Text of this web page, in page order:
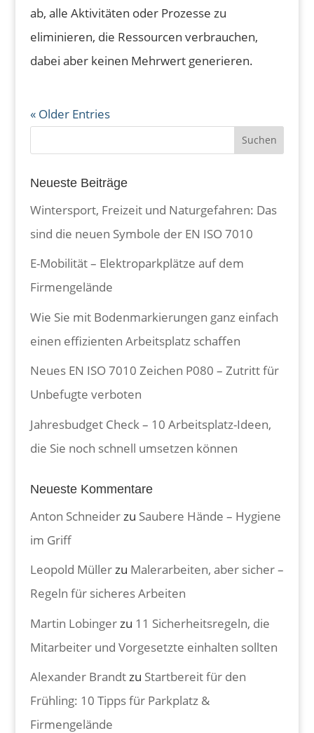
ab, alle Aktivitäten oder Prozesse zu
eliminieren, die Ressourcen verbrauchen,
dabei aber keinen Mehrwert generieren.
« Older Entries
Neueste Beiträge
Wintersport, Freizeit und Naturgefahren: Das
sind die neuen Symbole der EN ISO 7010
E-Mobilität – Elektroparkplätze auf dem
Firmengelände
Wie Sie mit Bodenmarkierungen ganz einfach
einen effizienten Arbeitsplatz schaffen
Neues EN ISO 7010 Zeichen P080 – Zutritt für
Unbefugte verboten
Jahresbudget Check – 10 Arbeitsplatz-Ideen,
die Sie noch schnell umsetzen können
Neueste Kommentare
Anton Schneiderzu Saubere Hände – Hygiene
im Griff
Leopold Müllerzu Malerarbeiten, aber sicher –
Regeln für sicheres Arbeiten
Martin Lobingerzu 11 Sicherheitsregeln, die
Mitarbeiter und Vorgesetzte einhalten sollten
Alexander Brandtzu Startbereit für den
Frühling: 10 Tipps für Parkplatz &
Firmengelände